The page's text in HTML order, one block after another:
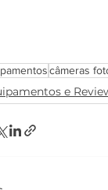
câmeras
e